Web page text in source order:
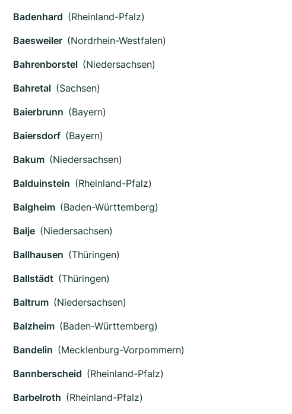
Badenhard (Rheinland-Pfalz)
Baesweiler (Nordrhein-Westfalen)
Bahrenborstel (Niedersachsen)
Bahretal (Sachsen)
Baierbrunn (Bayern)
Baiersdorf (Bayern)
Bakum (Niedersachsen)
Balduinstein (Rheinland-Pfalz)
Balgheim (Baden-Württemberg)
Balje (Niedersachsen)
Ballhausen (Thüringen)
Ballstädt (Thüringen)
Baltrum (Niedersachsen)
Balzheim (Baden-Württemberg)
Bandelin (Mecklenburg-Vorpommern)
Bannberscheid (Rheinland-Pfalz)
Barbelroth (Rheinland-Pfalz)